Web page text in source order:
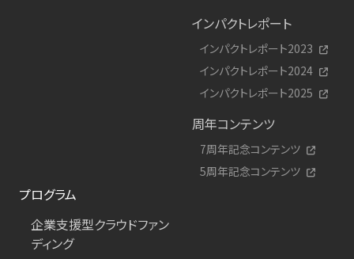
インパクトレポート
インパクトレポート2023
インパクトレポート2024
インパクトレポート2025
周年コンテンツ
7周年記念コンテンツ
5周年記念コンテンツ
プログラム
企業支援型クラウドファン
ディング